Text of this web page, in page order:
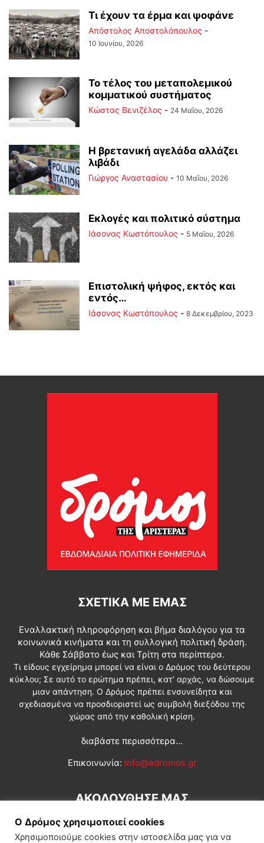
Τι έχουν τα έρμα και ψοφάνε
Απόστολος Αποστολόπουλος -
10 Ιουνίου, 2026
Το τέλος του μεταπολεμικού
κομματικού συστήματος
Κώστας Βενιζέλος - 24 Μαΐου, 2026
Η βρετανική αγελάδα αλλάζει
λιβάδι
Γιώργος Αναστασίου - 10 Μαΐου, 2026
Εκλογές και πολιτικό σύστημα
Ιάσονας Κωστόπουλος - 5 Μαΐου, 2026
Επιστολική ψήφος, εκτός και
εντός…
Ιάσονας Κωστόπουλος - 8 Δεκεμβρίου, 2023
ΣΧΕΤΙΚΆ ΜΕ ΕΜΆΣ
Εναλλακτική πληροφόρηση και βήμα διαλόγου για τα
κοινωνικά κινήματα και τη συλλογική πολιτική δράση.
Κάθε Σάββατο έως και Τρίτη στα περίπτερα.
Τι είδους εγχείρημα μπορεί να είναι ο Δρόμος του δεύτερου
κύκλου; Σε αυτό το ερώτημα πρέπει, κατ’ αρχάς, να δώσουμε
μιαν απάντηση. Ο Δρόμος πρέπει ενσυνείδητα και
σχεδιασμένα να προσδιοριστεί ως συμβολή διεξόδου της
χώρας από την καθολική κρίση.
διαβάστε περισσότερα...
Επικοινωνία: info@edromos.gr
ΑΚΟΛΟΥΘΗΣΕ ΜΑΣ
Ο Δρόμος χρησιμοποιεί cookies
Χρησιμοποιούμε cookies στην ιστοσελίδα μας για να